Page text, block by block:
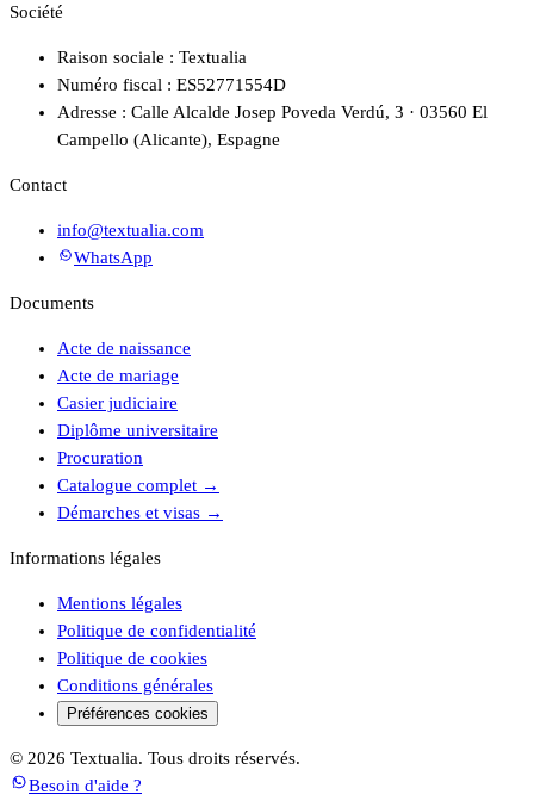
Société
Raison sociale : Textualia
Numéro fiscal : ES52771554D
Adresse : Calle Alcalde Josep Poveda Verdú, 3 · 03560 El
Campello (Alicante), Espagne
Contact
info@textualia.com
WhatsApp
Documents
Acte de naissance
Acte de mariage
Casier judiciaire
Diplôme universitaire
Procuration
Catalogue complet →
Démarches et visas →
Informations légales
Mentions légales
Politique de confidentialité
Politique de cookies
Conditions générales
Préférences cookies
© 2026 Textualia. Tous droits réservés.
Besoin d'aide ?